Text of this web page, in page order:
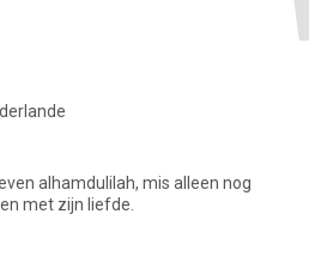
alhamdulilah, mis alleen nog
met zijn liefde.